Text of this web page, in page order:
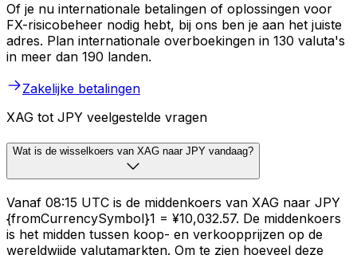
Of je nu internationale betalingen of oplossingen voor
FX-risicobeheer nodig hebt, bij ons ben je aan het juiste
adres. Plan internationale overboekingen in 130 valuta's
in meer dan 190 landen.
Zakelijke betalingen
XAG tot JPY veelgestelde vragen
Wat is de wisselkoers van XAG naar JPY vandaag?
Vanaf 08:15 UTC is de middenkoers van XAG naar JPY
{fromCurrencySymbol}1 = ¥10,032.57. De middenkoers
is het midden tussen koop- en verkoopprijzen op de
wereldwijde valutamarkten. Om te zien hoeveel deze